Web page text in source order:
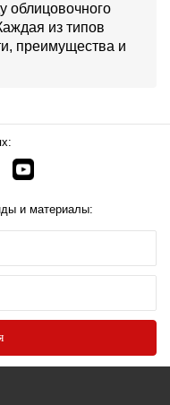
облицовочного
из типов
преимущества и
и материалы: